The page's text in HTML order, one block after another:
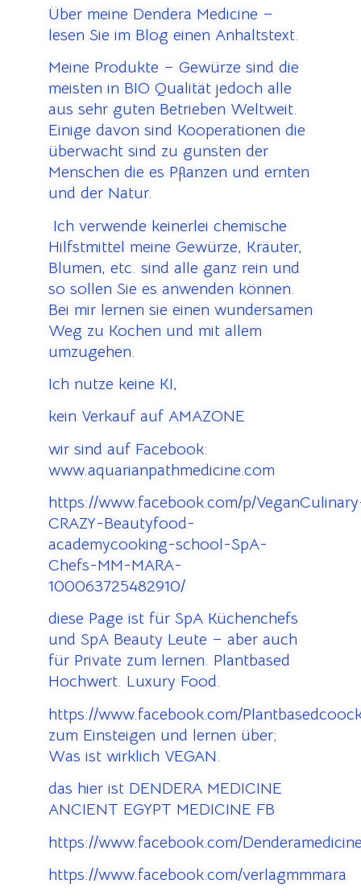
Über meine Dendera Medicine –
lesen Sie im Blog einen Anhaltstext.
Meine Produkte – Gewürze sind die
meisten in BIO Qualität jedoch alle
aus sehr guten Betrieben Weltweit.
Einige davon sind Kooperationen die
überwacht sind zu gunsten der
Menschen die es Pflanzen und ernten
und der Natur.
Ich verwende keinerlei chemische
Hilfstmittel meine Gewürze, Kräuter,
Blumen, etc. sind alle ganz rein und
so sollen Sie es anwenden können.
Bei mir lernen sie einen wundersamen
Weg zu Kochen und mit allem
umzugehen.
Ich nutze keine KI,
kein Verkauf auf AMAZONE
wir sind auf Facebook:
www.aquarianpathmedicine.com
https://www.facebook.com/p/
CRAZY-Beautyfood-
academycooking-school-SpA-
Chefs-MM-MARA-
100063725482910/
diese Page ist für SpA Küchenchefs
und SpA Beauty Leute – aber auch
für Private zum lernen. Plantbased
Hochwert. Luxury Food.
https://www.facebook.com/
zum Einsteigen und lernen über;
Was ist wirklich VEGAN.
das hier ist DENDERA MEDICINE
ANCIENT EGYPT MEDICINE FB
https://www.facebook.com/
https://www.facebook.com/verlagmmmara